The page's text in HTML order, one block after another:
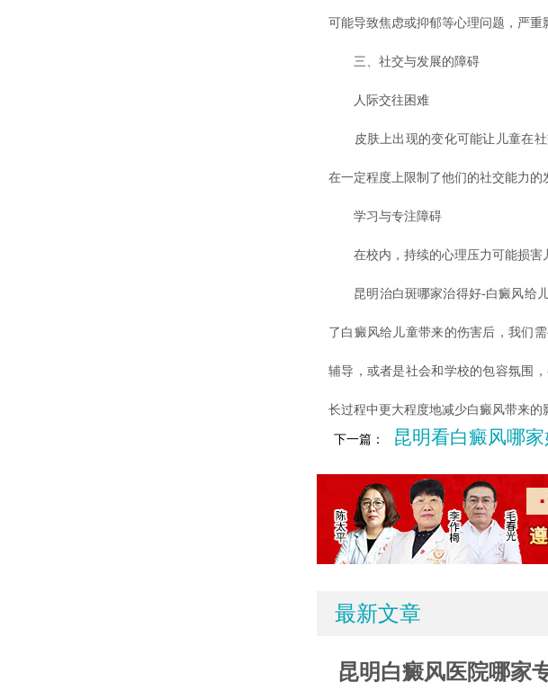
可能导致焦虑或抑郁等心理问题，严重
三、社交与发展的障碍
人际交往困难
皮肤上出现的变化可能让儿童在社
在一定程度上限制了他们的社交能力的
学习与专注障碍
在校内，持续的心理压力可能损害
昆明治白斑哪家治得好-白癜风给儿
了白癜风给儿童带来的伤害后，我们
辅导，或者是社会和学校的包容氛围
长过程中更大程度地减少白癜风带来的
下一篇： 昆明看白癜风哪
最新文章
昆明白癜风医院哪家